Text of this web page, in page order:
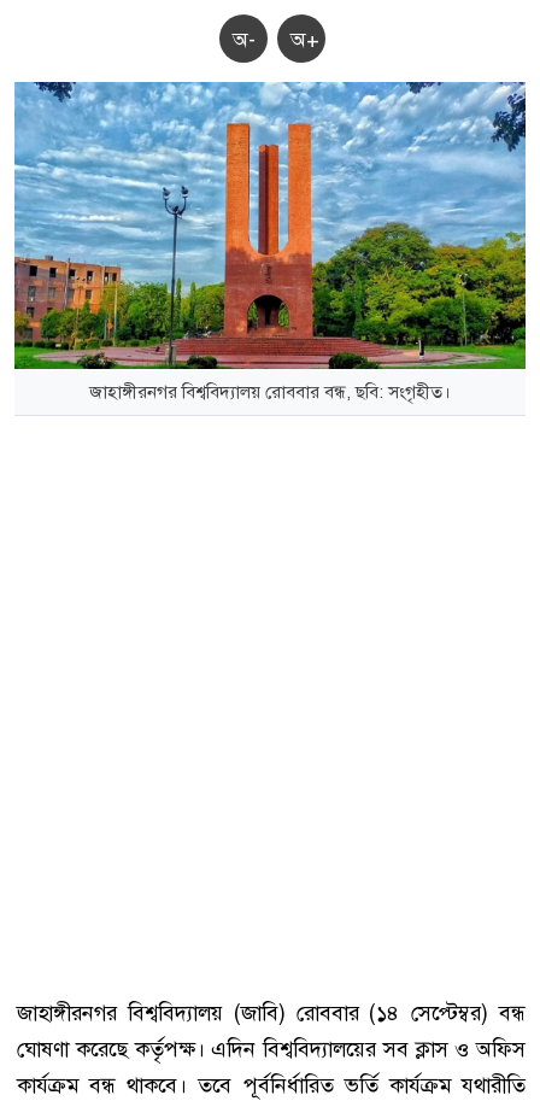
অ- অ+
জাহাঙ্গীরনগর বিশ্ববিদ্যালয় রোববার বন্ধ, ছবি: সংগৃহীত।
জাহাঙ্গীরনগর বিশ্ববিদ্যালয় (জাবি) রোববার (১৪ সেপ্টেম্বর) বন্ধ
ঘোষণা করেছে কর্তৃপক্ষ। এদিন বিশ্ববিদ্যালয়ের সব ক্লাস ও অফিস
কার্যক্রম বন্ধ থাকবে। তবে পূর্বনির্ধারিত ভর্তি কার্যক্রম যথারীতি